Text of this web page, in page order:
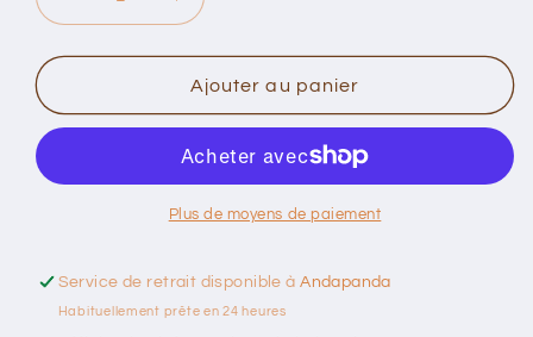
Réduire
la
quantité
VegDog
Beefy
Augmenter
la
quantité
de
VegDog
(80g)
Ajouter au panier
Plus de moyens de paiement
Service de retrait disponible àAndapanda
Habituellement prête en 24 heures